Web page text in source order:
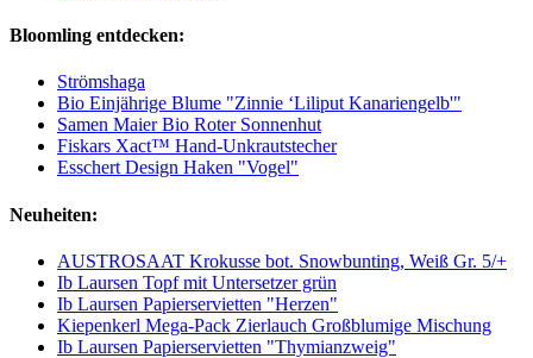
Bloomling entdecken:
Strömshaga
Bio Einjährige Blume "Zinnie ‘Liliput Kanariengelb'"
Samen Maier Bio Roter Sonnenhut
Fiskars Xact™ Hand-Unkrautstecher
Esschert Design Haken "Vogel"
Neuheiten:
AUSTROSAAT Krokusse bot. Snowbunting, Weiß Gr. 5/+
Ib Laursen Topf mit Untersetzer grün
Ib Laursen Papierservietten "Herzen"
Kiepenkerl Mega-Pack Zierlauch Großblumige Mischung
Ib Laursen Papierservietten "Thymianzweig"